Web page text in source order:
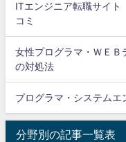
ITエンジニア転職サイ
コミ
女性プログラマ・ＷＥＢ
の対処法
プログラマ・システムエ
分野別の記事一覧表